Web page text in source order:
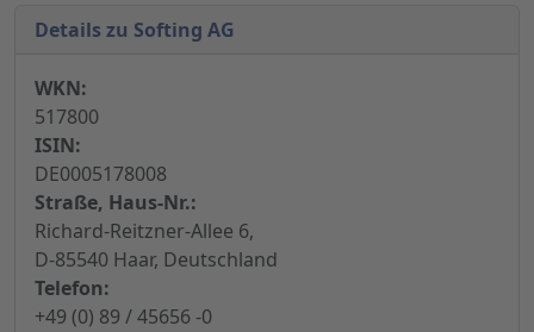
Details zu Softing AG
WKN:
517800
ISIN:
DE0005178008
Straße, Haus-Nr.:
Richard-Reitzner-Allee 6,
D-85540 Haar, Deutschland
Telefon:
+49 (0) 89 / 45656 -0